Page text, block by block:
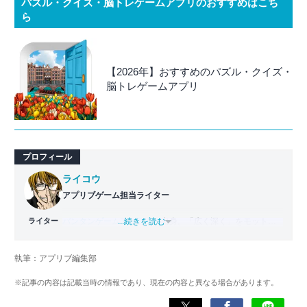
パズル・クイズ・脳トレゲームアプリのおすすめはこち
ら
【2026年】おすすめのパズル・クイズ・
脳トレゲームアプリ
プロフィール
ライター
ライコウ
アプリブゲーム担当ライター
バンタンゲームアカデミー 出身。「広く深く」をモットー
ゲームだけでも1,000本以上。ゲーム開発者を目指した経験
くして面白さを引き出し、人々に伝えるためゲームライタ
...続きを読む
執筆：アプリブ編集部
※記事の内容は記載当時の情報であり、現在の内容と異なる場合があります。